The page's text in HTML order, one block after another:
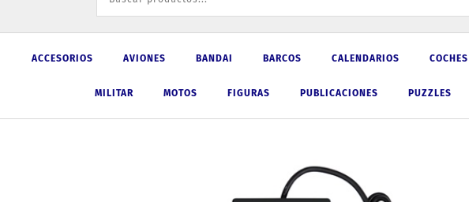
ACCESORIOS AVIONES BANDAI BARCOS CALENDARIOS COCHES
MILITAR MOTOS FIGURAS PUBLICACIONES PUZZLES